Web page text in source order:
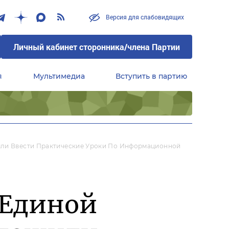
Версия для слабовидящих
Личный кабинет сторонника/члена Партии
Мультимедиа Вступить в партию
Ввести Практические Уроки По Информационной